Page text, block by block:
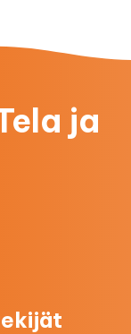
ja